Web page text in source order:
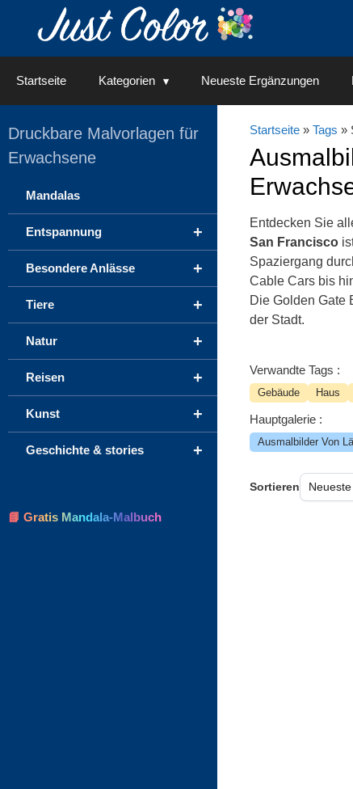
Startseite Kategorien Neueste Ergänzungen
Startseite» Tags »
Entdecken Sie
San Francisco
Spaziergang
Cable Cars bis
Die Golden Gate
der Stadt.
Verwandte Tags :
Gebäude Haus
Hauptgalerie :
Ausmalbilder Von
Sortieren
Druckbare Malvorlagen für
Erwachsene
Mandalas
+
Entspannung
+
Besondere Anlässe
+
Tiere
+
Natur
+
Reisen
+
Kunst
+
Geschichte & stories
📘 Gratis Mandala-Malbuch